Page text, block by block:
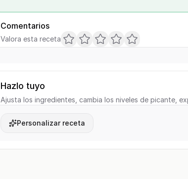
Comentarios
Valora esta receta
Hazlo tuyo
Ajusta los ingredientes, cambia los niveles de picante,
Personalizar receta